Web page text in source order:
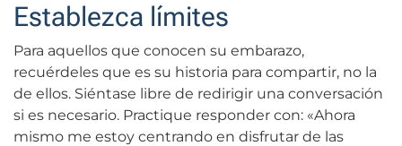
Establezca límites
Para aquellos que conocen su embarazo,
recuérdeles que es su historia para compartir, no la
de ellos. Siéntase libre de redirigir una conversación
si es necesario. Practique responder con: «Ahora
mismo me estoy centrando en disfrutar de las